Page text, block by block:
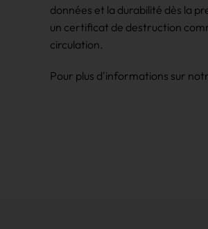
données et la durabilité dès la
un certificat de destruction
circulation.
Pour plus d'informations sur